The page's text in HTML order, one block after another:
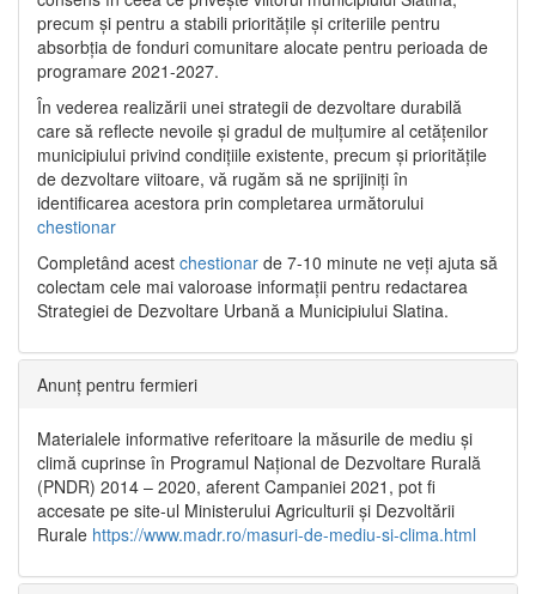
precum și pentru a stabili prioritățile și criteriile pentru
absorbția de fonduri comunitare alocate pentru perioada de
programare 2021-2027.
În vederea realizării unei strategii de dezvoltare durabilă
care să reflecte nevoile și gradul de mulțumire al cetățenilor
municipiului privind condițiile existente, precum și prioritățile
de dezvoltare viitoare, vă rugăm să ne sprijiniți în
identificarea acestora prin completarea următorului
chestionar
Completând acest chestionar de 7-10 minute ne veți ajuta să
colectam cele mai valoroase informații pentru redactarea
Strategiei de Dezvoltare Urbană a Municipiului Slatina.
Anunț pentru fermieri
Materialele informative referitoare la măsurile de mediu și
climă cuprinse în Programul Național de Dezvoltare Rurală
(PNDR) 2014 – 2020, aferent Campaniei 2021, pot fi
accesate pe site-ul Ministerului Agriculturii și Dezvoltării
Rurale https://www.madr.ro/masuri-de-mediu-si-clima.html